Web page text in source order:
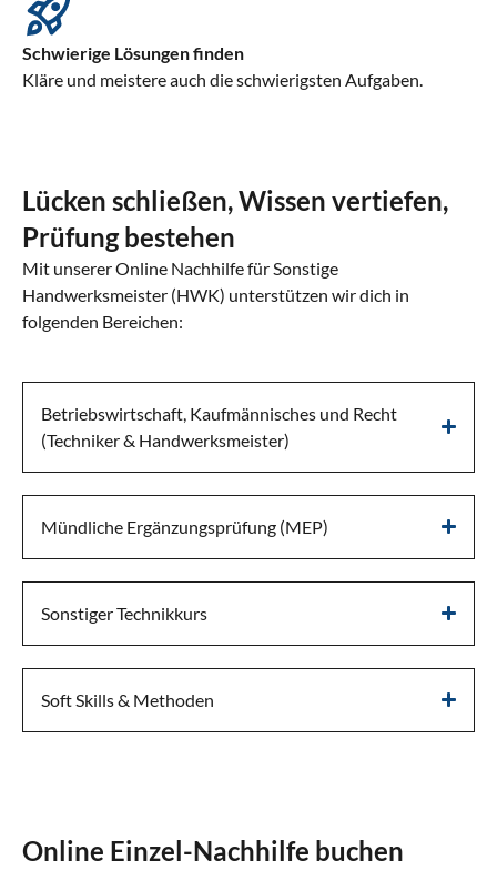
Schwierige Lösungen finden
Kläre und meistere auch die schwierigsten Aufgaben.
Lücken schließen, Wissen vertiefen,
Prüfung bestehen
Mit unserer Online Nachhilfe für Sonstige
Handwerksmeister (HWK) unterstützen wir dich in
folgenden Bereichen:
Betriebswirtschaft, Kaufmännisches und Recht
(Techniker & Handwerksmeister)
Mündliche Ergänzungsprüfung (MEP)
Sonstiger Technikkurs
Soft Skills & Methoden
Online Einzel-Nachhilfe buchen